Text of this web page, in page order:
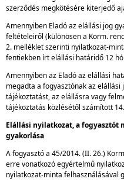
szerződés megkötésére kiterjedő
Amennyiben Eladó az elállási jog
feltételeiről (különösen a Korm.
2. melléklet szerinti nyilatkozat-
fentiekben írt elállási határidő 12
Amennyiben az Eladó az elállási
megadta a fogyasztónak az
tájékoztatást, az elállásra vagy
tájékoztatás közlésétől számított
Elállási nyilatkozat, a
gyakorlása
A fogyasztó a 45/2014. (II. 26.)
erre vonatkozó egyértelmű
nyilatkozat-minta felhasználásával